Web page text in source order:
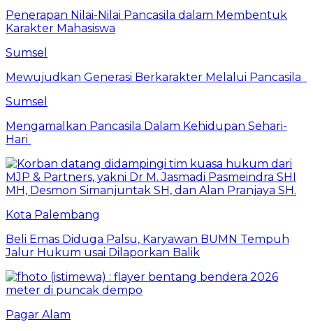
Penerapan Nilai-Nilai Pancasila dalam Membentuk
Karakter Mahasiswa
Sumsel
Mewujudkan Generasi Berkarakter Melalui Pancasila
Sumsel
Mengamalkan Pancasila Dalam Kehidupan Sehari-
Hari
Kota Palembang
Beli Emas Diduga Palsu, Karyawan BUMN Tempuh
Jalur Hukum usai Dilaporkan Balik
Pagar Alam